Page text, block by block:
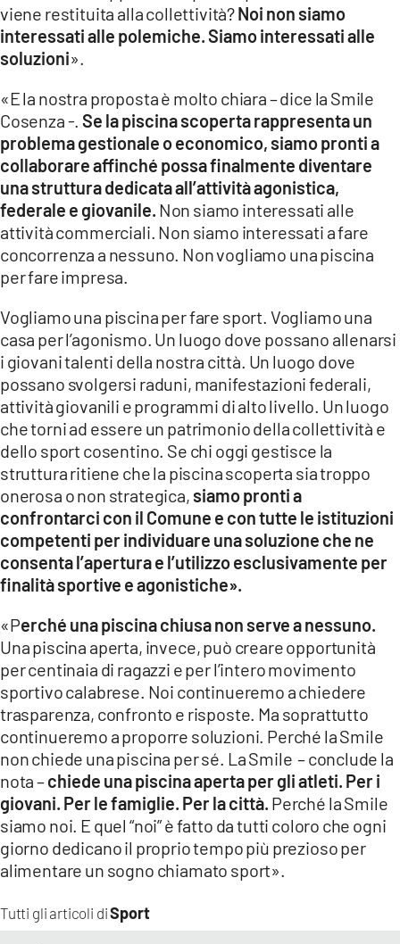
Tutti gli articoli diSport
viene restituita alla collettività?Noi non siamo
interessati alle polemiche. Siamo interessati alle
soluzioni».
«E la nostra proposta è molto chiara – dice la Smile
Cosenza -.Se la piscina scoperta rappresenta un
problema gestionale o economico, siamo pronti a
collaborare affinché possa finalmente diventare
una struttura dedicata all’attività agonistica,
federale e giovanile. Non siamo interessati alle
attività commerciali. Non siamo interessati a fare
concorrenza a nessuno. Non vogliamo una piscina
per fare impresa.
Vogliamo una piscina per fare sport. Vogliamo una
casa per l’agonismo. Un luogo dove possano allenarsi
i giovani talenti della nostra città. Un luogo dove
possano svolgersi raduni, manifestazioni federali,
attività giovanili e programmi di alto livello. Un luogo
che torni ad essere un patrimonio della collettività e
dello sport cosentino. Se chi oggi gestisce la
struttura ritiene che la piscina scoperta sia troppo
onerosa o non strategica, siamo pronti a
confrontarci con il Comune e con tutte le istituzioni
competenti per individuare una soluzione che ne
consenta l’apertura e l’utilizzo esclusivamente per
finalità sportive e agonistiche».
«Perché una piscina chiusa non serve a nessuno.
Una piscina aperta, invece, può creare opportunità
per centinaia di ragazzi e per l’intero movimento
sportivo calabrese. Noi continueremo a chiedere
trasparenza, confronto e risposte. Ma soprattutto
continueremo a proporre soluzioni. Perché la Smile
non chiede una piscina per sé. La Smile – conclude la
nota –chiede una piscina aperta per gli atleti. Per i
giovani. Per le famiglie. Per la città. Perché la Smile
siamo noi. E quel “noi” è fatto da tutti coloro che ogni
giorno dedicano il proprio tempo più prezioso per
alimentare un sogno chiamato sport».